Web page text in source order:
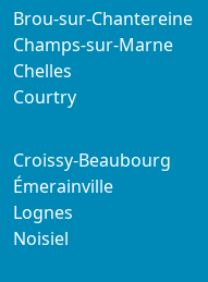
Brou-sur-Chantereine
Champs-sur-Marne
Chelles
Courtry
Croissy-Beaubourg
Émerainville
Lognes
Noisiel